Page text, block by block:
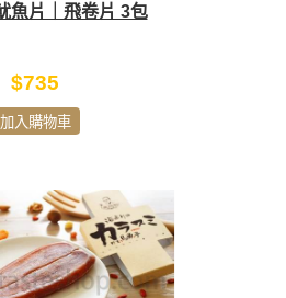
魚片｜飛卷片 3包
$735
加入購物車